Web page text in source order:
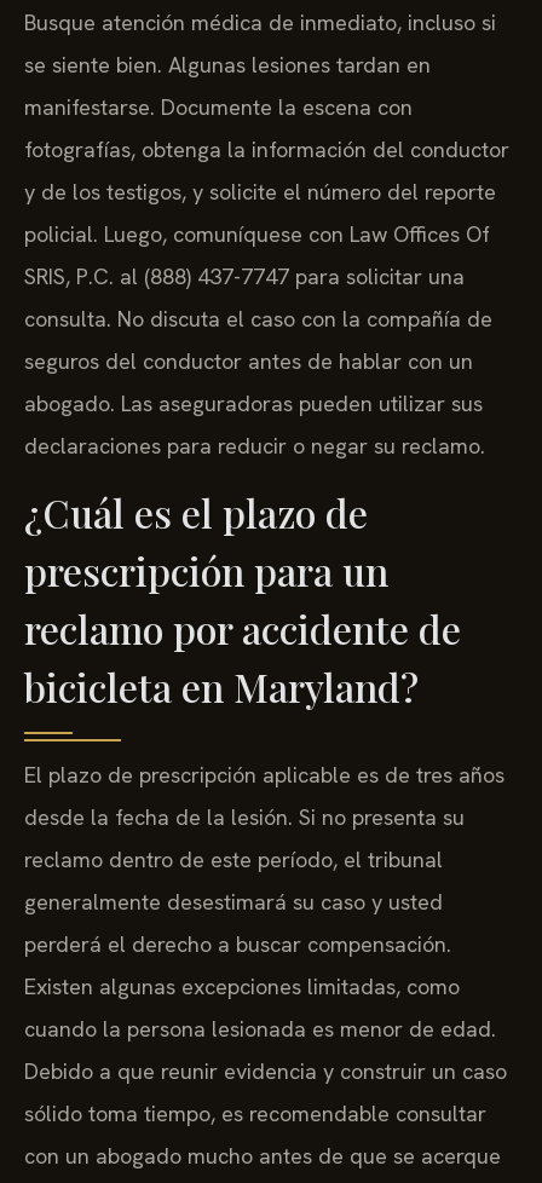
Busque atención médica de inmediato, incluso si
se siente bien. Algunas lesiones tardan en
manifestarse. Documente la escena con
fotografías, obtenga la información del conductor
y de los testigos, y solicite el número del reporte
policial. Luego, comuníquese con Law Offices Of
SRIS, P.C. al (888) 437-7747 para solicitar una
consulta. No discuta el caso con la compañía de
seguros del conductor antes de hablar con un
abogado. Las aseguradoras pueden utilizar sus
declaraciones para reducir o negar su reclamo.
¿Cuál es el plazo de
prescripción para un
reclamo por accidente de
bicicleta en Maryland?
El plazo de prescripción aplicable es de tres años
desde la fecha de la lesión. Si no presenta su
reclamo dentro de este período, el tribunal
generalmente desestimará su caso y usted
perderá el derecho a buscar compensación.
Existen algunas excepciones limitadas, como
cuando la persona lesionada es menor de edad.
Debido a que reunir evidencia y construir un caso
sólido toma tiempo, es recomendable consultar
con un abogado mucho antes de que se acerque